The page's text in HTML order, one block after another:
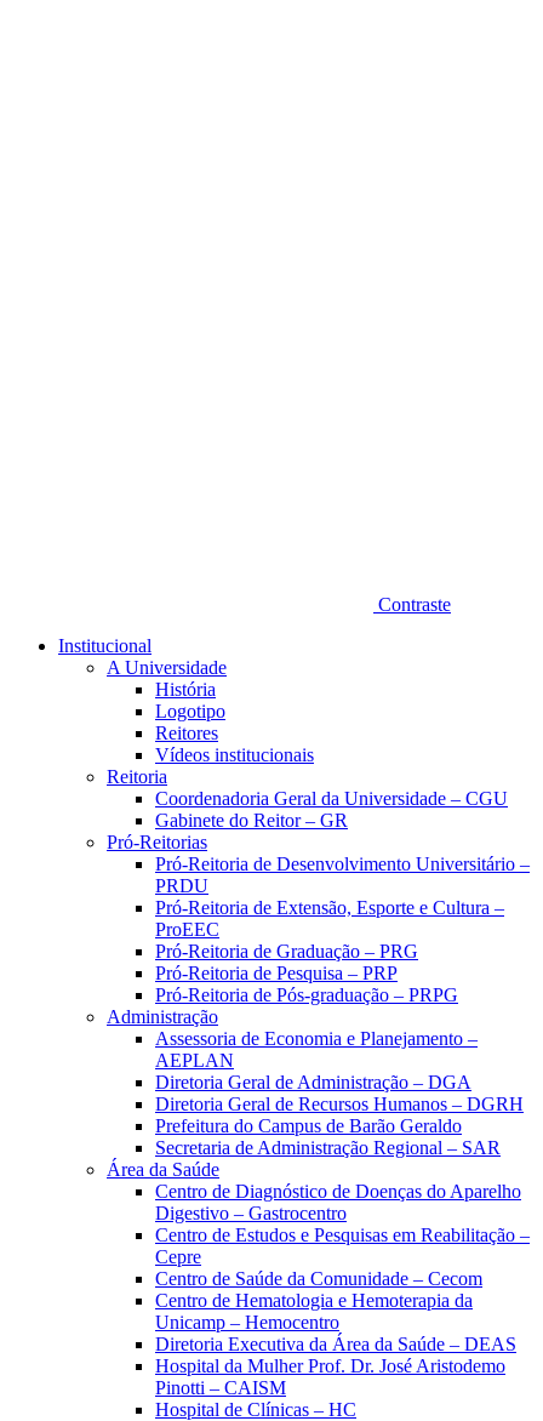
Contraste
Institucional
A Universidade
História
Logotipo
Reitores
Vídeos institucionais
Reitoria
Coordenadoria Geral da Universidade – CGU
Gabinete do Reitor – GR
Pró-Reitorias
Pró-Reitoria de Desenvolvimento Universitário –
PRDU
Pró-Reitoria de Extensão, Esporte e Cultura –
ProEEC
Pró-Reitoria de Graduação – PRG
Pró-Reitoria de Pesquisa – PRP
Pró-Reitoria de Pós-graduação – PRPG
Administração
Assessoria de Economia e Planejamento –
AEPLAN
Diretoria Geral de Administração – DGA
Diretoria Geral de Recursos Humanos – DGRH
Prefeitura do Campus de Barão Geraldo
Secretaria de Administração Regional – SAR
Área da Saúde
Centro de Diagnóstico de Doenças do Aparelho
Digestivo – Gastrocentro
Centro de Estudos e Pesquisas em Reabilitação –
Cepre
Centro de Saúde da Comunidade – Cecom
Centro de Hematologia e Hemoterapia da
Unicamp – Hemocentro
Diretoria Executiva da Área da Saúde – DEAS
Hospital da Mulher Prof. Dr. José Aristodemo
Pinotti – CAISM
Hospital de Clínicas – HC